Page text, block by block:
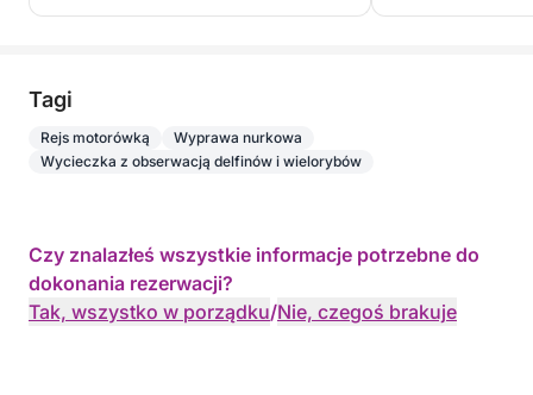
Tagi
Rejs motorówką
Wyprawa nurkowa
Wycieczka z obserwacją delfinów i wielorybów
Czy znalazłeś wszystkie informacje potrzebne do
dokonania rezerwacji?
Tak, wszystko w porządku/Nie, czegoś brakuje